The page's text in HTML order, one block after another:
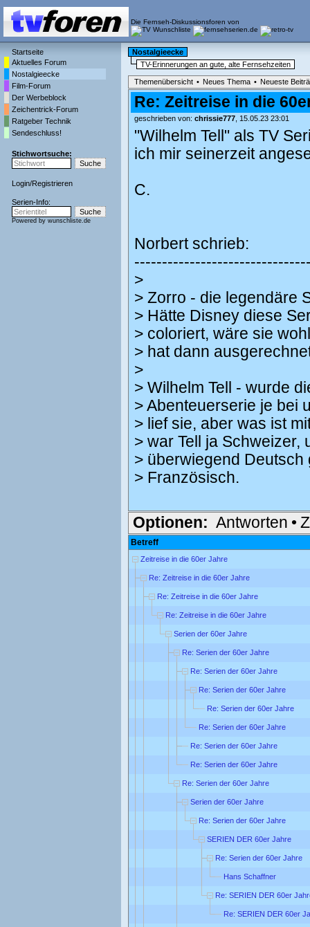
Die Fernseh-Diskussionsforen von
Startseite
Aktuelles Forum
Nostalgieecke
Film-Forum
Der Werbeblock
Zeichentrick-Forum
Ratgeber Technik
Sendeschluss!
Stichwortsuche:
Login/Registrieren
Serien-Info:
Powered by wunschliste.de
Nostalgieecke
TV-Erinnerungen an gute, alte Fernsehzeiten
Themenübersicht • Neues Thema • Neueste
Re: Zeitreise in die
geschrieben von: chrissie777 , 15.05.23 23:01
"Wilhelm Tell" als TV
ich mir seinerzeit
C.
Norbert schrieb:
>
> Zorro - die legendäre
> Hätte Disney diese
> coloriert, wäre sie
> hat dann
>
> Wilhelm Tell - wurde
> Abenteuerserie je bei
> lief sie, aber was ist
> war Tell ja Schweizer,
> überwiegend
> Französisch.
Optionen: Antworten •
Betreff
Zeitreise in die 60er Jahre
Re: Zeitreise in die 60er Jahre
Re: Zeitreise in die 60er Jahre
Re: Zeitreise in die 60er Jahre
Serien der 60er Jahre
Re: Serien der 60er Jahre
Re: Serien der 60er Jahre
Re: Serien der 60er Jahre
Re: Serien der 60er Jahre
Re: Serien der 60er Jahre
Re: Serien der 60er Jahre
Re: Serien der 60er Jahre
Re: Serien der 60er Jahre
Serien der 60er Jahre
Re: Serien der 60er Jahre
SERIEN DER 60er Jahre
Re: Serien der 60er Jahre
Hans Schaffner
Re: SERIEN DER 60er
Re: SERIEN DER 60er